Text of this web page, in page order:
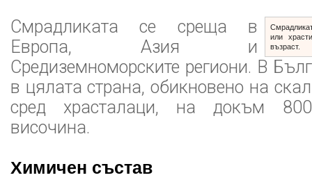
или
възраст.
Смрадликата се среща в
Европа, Азия и
Средиземноморските региони. В
в цялата страна, обикновено на
сред храсталаци, на докъм
височина.
Химичен състав